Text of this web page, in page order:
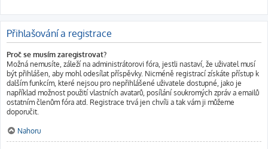
Přihlašování a registrace
Proč se musím zaregistrovat?
Možná nemusíte, záleží na administrátorovi fóra, jestli nastaví, že uživatel musí
být přihlášen, aby mohl odesílat příspěvky. Nicméně registrací získáte přístup k
dalším funkcím, které nejsou pro nepřihlášené uživatele dostupné, jako je
například možnost použití vlastních avatarů, posílání soukromých zpráv a emailů
ostatním členům fóra atd. Registrace trvá jen chvíli a tak vám ji můžeme
doporučit.
Nahoru